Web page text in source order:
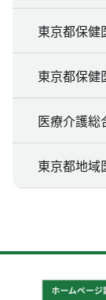
東京都保健
東京都保健
医療介護総
東京都地域